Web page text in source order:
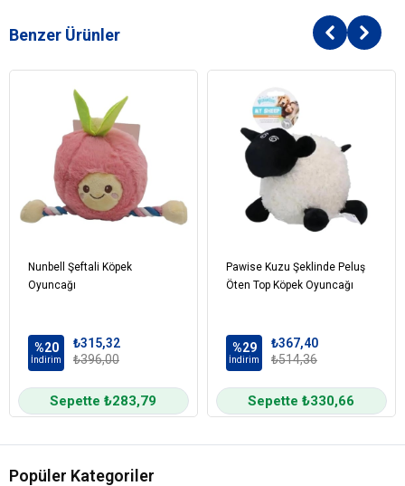
Benzer Ürünler
Nunbell Şeftali Köpek
Oyuncağı
%20
İndirim
₺315,32
₺396,00
Sepette ₺283,79
Pawise Kuzu Şeklinde Peluş
Öten Top Köpek Oyuncağı
%29
İndirim
₺367,40
₺514,36
Sepette ₺330,66
Popüler Kategoriler